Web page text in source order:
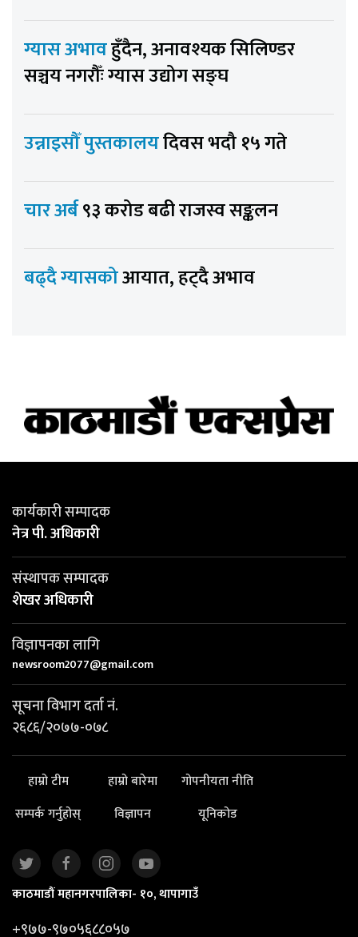
ग्यास अभावहुँदैन, अनावश्यक सिलिण्डर
सञ्चय नगरौँः ग्यास उद्योग सङ्घ
उन्नाइसौँ पुस्तकालयदिवस भदौ १५ गते
चार अर्ब९३ करोड बढी राजस्व सङ्कलन
बढ्दै ग्यासकोआयात, हट्दै अभाव
कार्यकारी सम्पादक
नेत्र पी. अधिकारी
संस्थापक सम्पादक
शेखर अधिकारी
विज्ञापनका लागि
newsroom2077@gmail.com
सूचना विभाग दर्ता नं.
२६८६/२०७७-०७८
हाम्रो टीम हाम्रो बारेमा
गोपनीयता नीति
सम्पर्क गर्नुहोस्
विज्ञापन यूनिकोड
काठमाडौं महानगरपालिका- १०, थापागाउँ
+९७७-९७०५६८८०५७